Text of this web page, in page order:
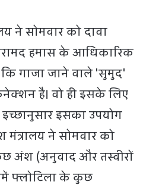
ने सोमवार को दावा
हमास के आधिकारिक
गाजा जाने वाले 'सुमुद'
है। वो ही इसके लिए
इसका उपयोग
मंत्रालय ने सोमवार को
अंश (अनुवाद और तस्वीरों
फ्लोटिला के कुछ